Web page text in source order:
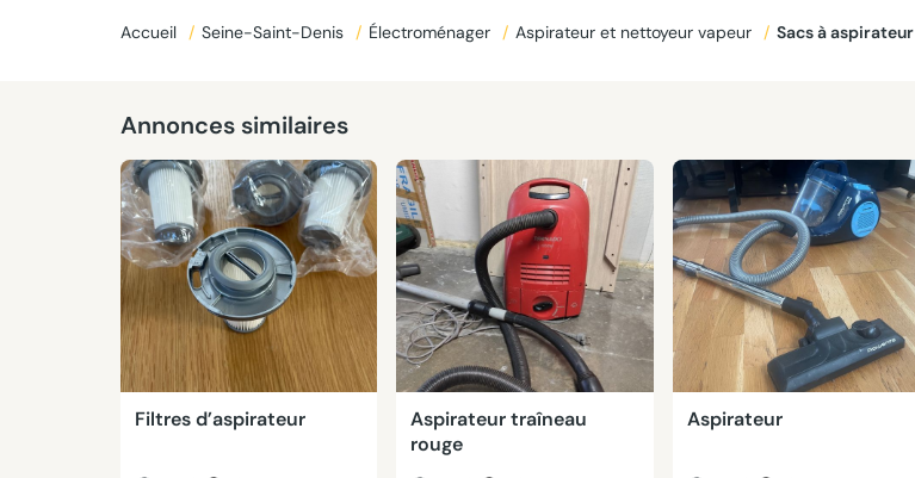
Accueil / Seine-Saint-Denis / Électroménager / Aspirateur et nettoyeur vapeur / Sacs à aspirateur
Annonces similaires
Filtres d’aspirateur
Aspirateur traîneau
rouge
Aspirateur